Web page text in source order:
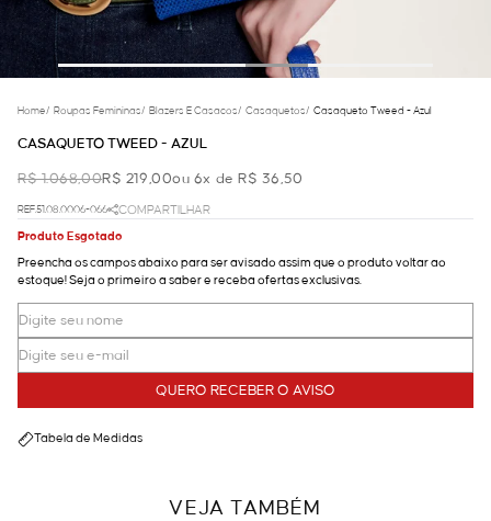
Home/ Roupas Femininas/ Blazers E Casacos/ Casaquetos/ Casaqueto Tweed - Azul
CASAQUETO TWEED - AZUL
R$ 1.068,00R$ 219,00ou 6x de R$ 36,50
REF.51.08.0006-066
COMPARTILHAR
Produto Esgotado
Preencha os campos abaixo para ser avisado assim que o produto voltar ao
estoque! Seja o primeiro a saber e receba ofertas exclusivas.
QUERO RECEBER O AVISO
Tabela de Medidas
VEJA TAMBÉM